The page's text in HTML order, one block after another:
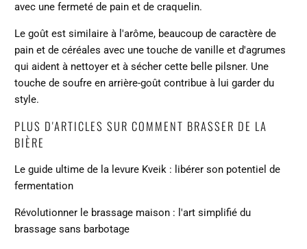
avec une fermeté de pain et de craquelin.
Le goût est similaire à l'arôme, beaucoup de caractère de
pain et de céréales avec une touche de vanille et d'agrumes
qui aident à nettoyer et à sécher cette belle pilsner. Une
touche de soufre en arrière-goût contribue à lui garder du
style.
PLUS D'ARTICLES SUR COMMENT BRASSER DE LA
BIÈRE
Le guide ultime de la levure Kveik : libérer son potentiel de
fermentation
Révolutionner le brassage maison : l'art simplifié du
brassage sans barbotage